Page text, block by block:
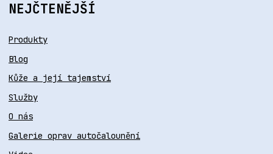
NEJČTENĚJŠÍ
Produkty
Blog
Kůže a její tajemství
Služby
O nás
Galerie oprav autočalounění